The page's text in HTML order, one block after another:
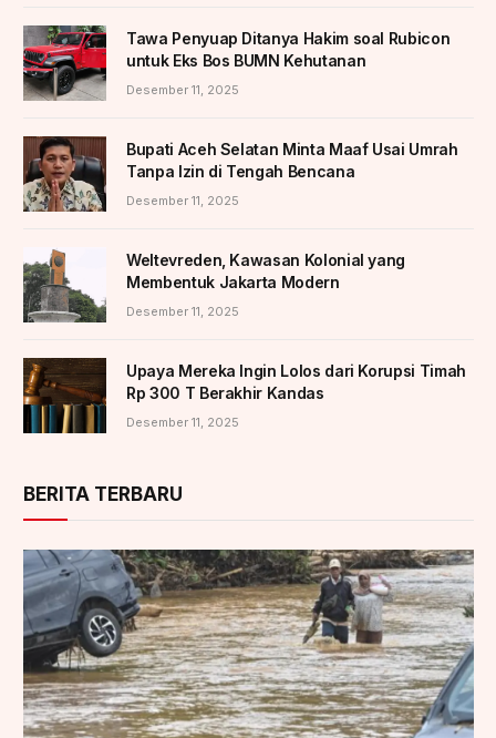
Tawa Penyuap Ditanya Hakim soal Rubicon
untuk Eks Bos BUMN Kehutanan
Desember 11, 2025
Bupati Aceh Selatan Minta Maaf Usai Umrah
Tanpa Izin di Tengah Bencana
Desember 11, 2025
Weltevreden, Kawasan Kolonial yang
Membentuk Jakarta Modern
Desember 11, 2025
Upaya Mereka Ingin Lolos dari Korupsi Timah
Rp 300 T Berakhir Kandas
Desember 11, 2025
BERITA TERBARU